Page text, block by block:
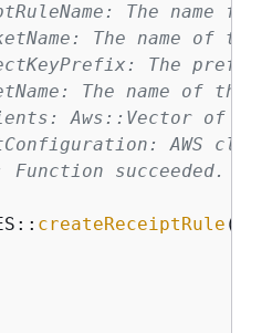
The name for
The name of the
The prefix
The name of the
Aws::Vector of
AWS
Function succeeded.
createReceiptRule (